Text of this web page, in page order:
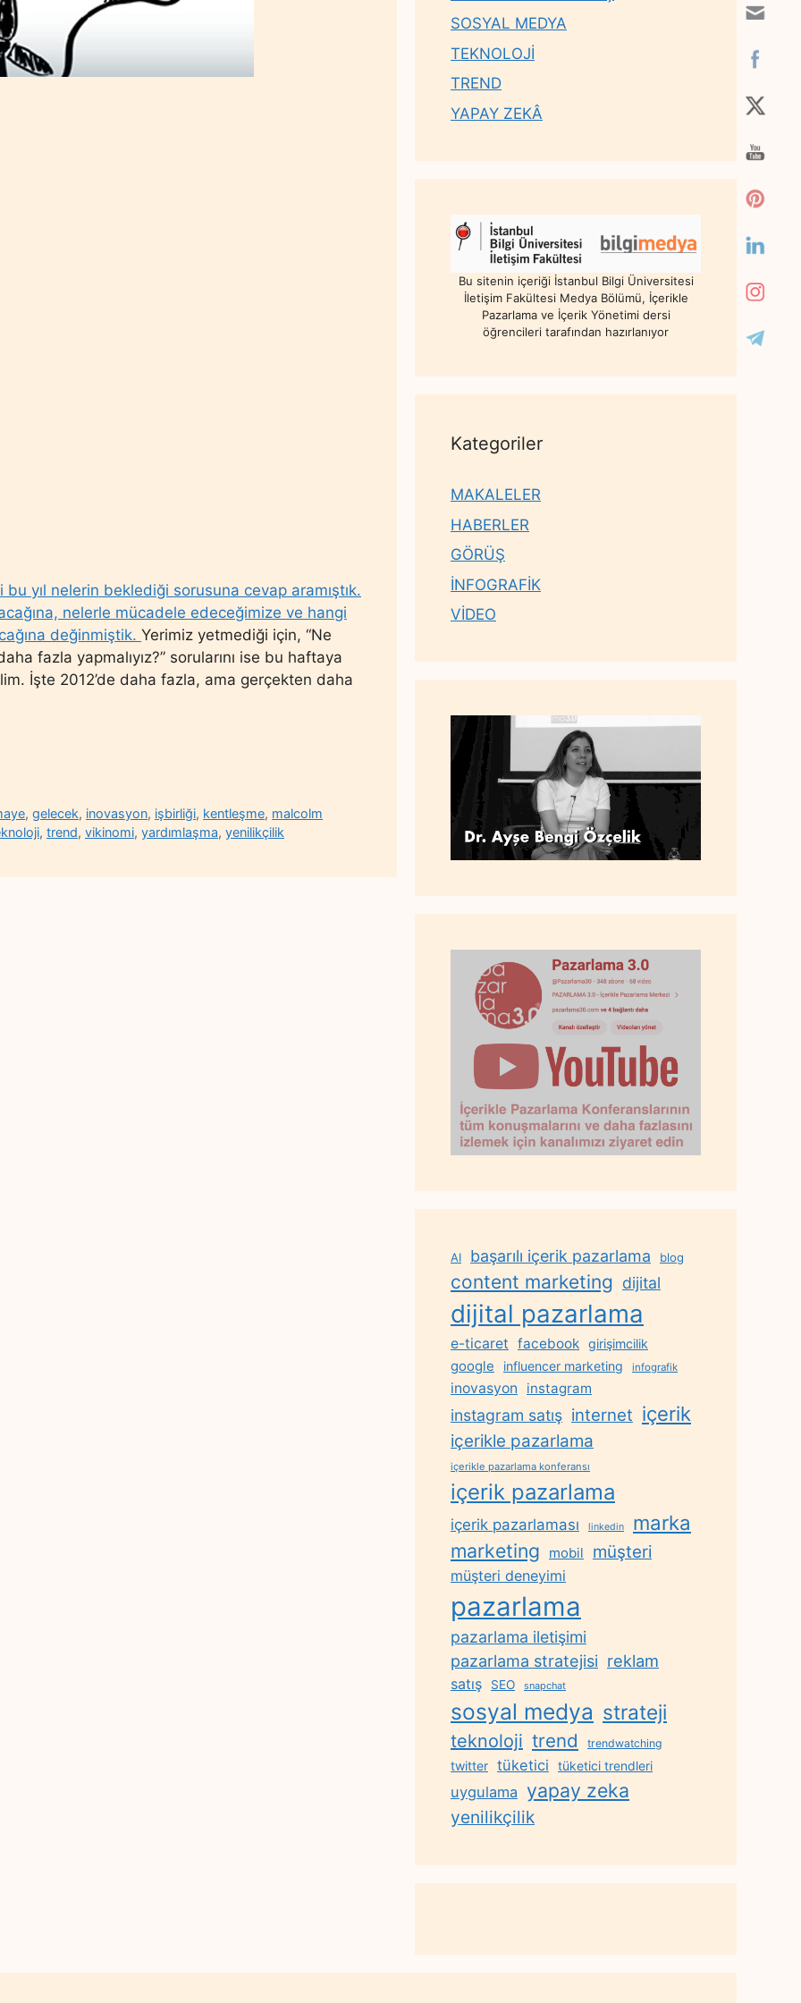
bu yıl nelerin beklediği sorusuna cevap aramıştık.
nelerle mücadele edeceğimize ve hangi
değinmiştik. Yerimiz yetmediği için, “Ne
fazla yapmalıyız?” sorularını ise bu haftaya
İşte 2012’de daha fazla, ama gerçekten daha
,gelecek, inovasyon, işbirliği, kentleşme, malcolm
, trend, vikinomi, yardımlaşma, yenilikçilik
SOSYAL MEDYA
TEKNOLOJİ
TREND
YAPAY ZEKÂ
Bu sitenin içeriği İstanbul Bilgi Üniversitesi
İletişim Fakültesi Medya Bölümü, İçerikle
Pazarlama ve İçerik Yönetimi dersi
öğrencileri tarafından hazırlanıyor
Kategoriler
MAKALELER
HABERLER
GÖRÜŞ
İNFOGRAFİK
VİDEO
AI başarılı içerik pazarlama blog
content marketing dijital
dijital pazarlama
e-ticaret facebook girişimcilik
google influencer marketing infografik
inovasyon instagram
instagram satış internet içerik
içerikle pazarlama
içerikle pazarlama konferansı
içerik pazarlama
içerik pazarlaması linkedin marka
marketing mobil müşteri
müşteri deneyimi
pazarlama
pazarlama iletişimi
pazarlama stratejisi reklam
satış SEO snapchat
sosyal medya strateji
teknoloji trend trendwatching
twitter tüketici tüketici trendleri
uygulama yapay zeka
yenilikçilik